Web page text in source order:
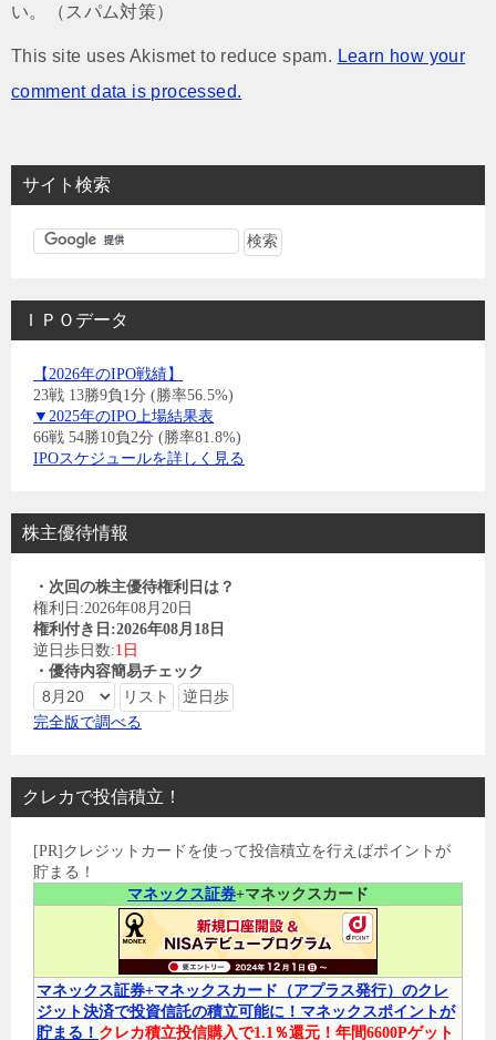
い。（スパム対策）
This site uses Akismet to reduce spam. Learn how your
comment data is processed.
サイト検索
ＩＰＯデータ
【2026年のIPO戦績】
23戦 13勝9負1分 (勝率56.5%)
▼2025年のIPO上場結果表
66戦 54勝10負2分 (勝率81.8%)
IPOスケジュールを詳しく見る
株主優待情報
・次回の株主優待権利日は？
権利日:2026年08月20日
権利付き日:2026年08月18日
逆日歩日数:1日
・優待内容簡易チェック
完全版で調べる
クレカで投信積立！
[PR]クレジットカードを使って投信積立を行えばポイントが
貯まる！
マネックス証券+マネックスカード
マネックス証券+マネックスカード（アプラス発行）のクレ
ジット決済で投資信託の積立可能に！マネックスポイントが
貯まる！ クレカ積立投信購入で1.1％還元！年間6600Pゲット